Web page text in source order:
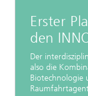
Erster
den
Der
also die
Biotechnologie